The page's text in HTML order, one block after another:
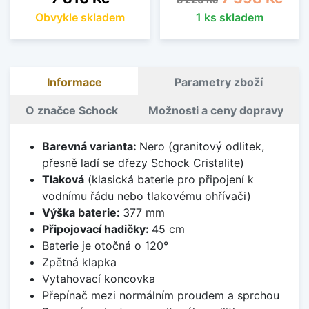
Obvykle skladem 1 ks skladem
Informace Parametry zboží
O značce Schock Možnosti a ceny dopravy
Barevná varianta: Nero (granitový odlitek,
přesně ladí se dřezy Schock Cristalite)
Tlaková(klasická baterie pro připojení k
vodnímu řádu nebo tlakovému ohřívači)
Výška baterie: 377 mm
Připojovací hadičky: 45 cm
Baterie je otočná o 120°
Zpětná klapka
Vytahovací koncovka
Přepínač mezi normálním proudem a sprchou